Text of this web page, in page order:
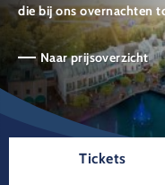
die bij ons overnachten
Naar prijsoverzicht
Tickets